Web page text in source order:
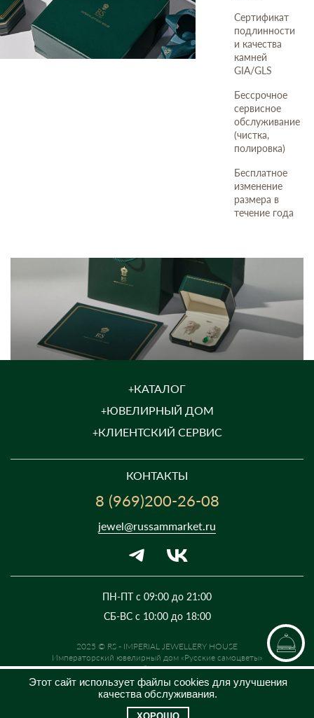
Сертификат
подлинности
и качества
камней
GIA/GLS
Бессрочное
сервисное
обслуживание
(чистка,
полировка)
Бесплатное
изменение
размера в
течение года
КАТАЛОГ
ЮВЕЛИРНЫЙ ДОМ
КЛИЕНТСКИЙ СЕРВИС
КОНТАКТЫ
8 (969)200-26-08
ПН-ПТ с 09:00 до 21:00
СБ-ВС с 10:00 до 18:00
jewel@russammarket.ru
2025 © RS - IMPERIAL JEWELLERY HOUSE
Императорский ювелирный дом «Русские самоцветы»
Предложение не является публичной офертой. Цены на сайте и в
розничной сети могут отличаться. Информация на сайте о товаре носит
рекламный характер и расценивается как приглашение делать
оферты на основании п.1 ст. 437 Гражданского кодекса РФ.
Этот сайт использует файлы cookies для улучшения
качества обслуживания.